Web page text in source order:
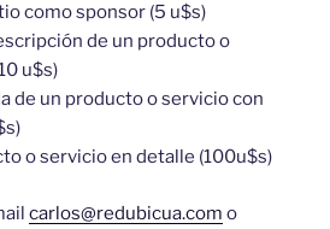
como sponsor (5 u$s)
de un producto o
u$s)
de un producto o servicio con
o servicio en detalle (100u$s)
carlos@redubicua.com o